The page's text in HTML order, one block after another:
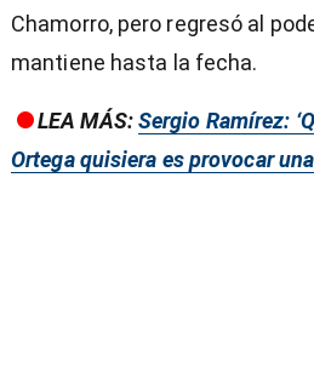
Chamorro, pero regresó al
mantiene hasta la fecha.
LEA MÁS:Sergio Ramírez:
Ortega quisiera es provocar